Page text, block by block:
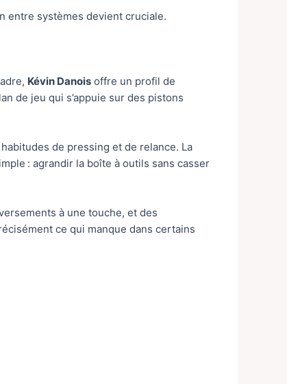
entre systèmes devient cruciale.
Kévin Danois offre un profil de
de jeu qui s’appuie sur des pistons
de pressing et de relance. La
: agrandir la boîte à outils sans casser
à une touche, et des
ce qui manque dans certains